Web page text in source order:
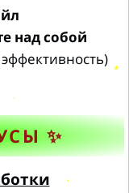
над собой
✨